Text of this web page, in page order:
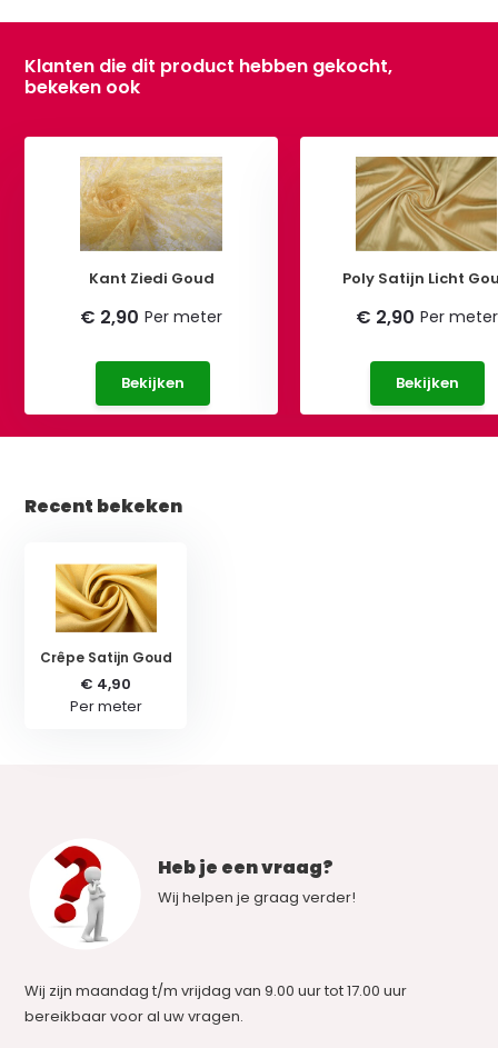
Klanten die dit product hebben gekocht,
bekeken ook
Kant Ziedi Goud
€ 2,90 Per meter
Bekijken
Poly Satijn Licht
€ 2,90 Per meter
Bekijken
Recent bekeken
Crêpe Satijn Goud
€ 4,90
Per meter
Heb je een vraag?
Wij helpen je graag verder!
Wij zijn maandag t/m vrijdag van 9.00 uur tot 17.00 uur
bereikbaar voor al uw vragen.